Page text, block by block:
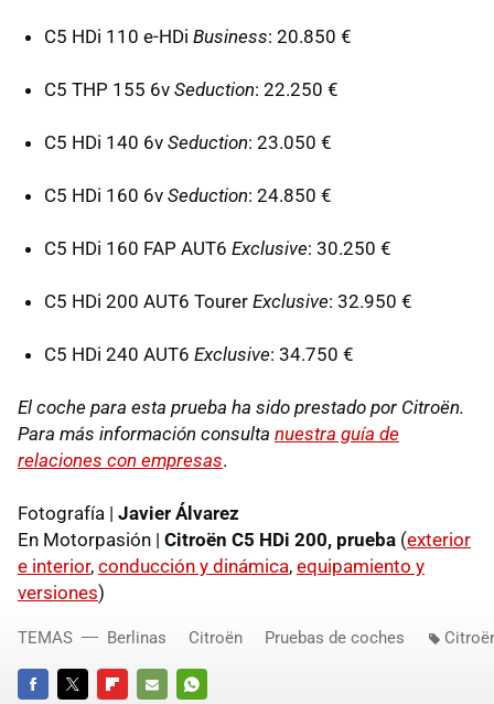
C5 HDi 110 e-HDi Business: 20.850 €
C5 THP 155 6v Seduction: 22.250 €
C5 HDi 140 6v Seduction: 23.050 €
C5 HDi 160 6v Seduction: 24.850 €
C5 HDi 160 FAP AUT6 Exclusive: 30.250 €
C5 HDi 200 AUT6 Tourer Exclusive: 32.950 €
C5 HDi 240 AUT6 Exclusive: 34.750 €
El coche para esta prueba ha sido prestado por Citroën.
Para más información consulta nuestra guía de
relaciones con empresas.
Fotografía | Javier Álvarez
En Motorpasión | Citroën C5 HDi 200, prueba (exterior
e interior, conducción y dinámica, equipamiento y
versiones)
TEMAS Berlinas Citroën Pruebas de coches